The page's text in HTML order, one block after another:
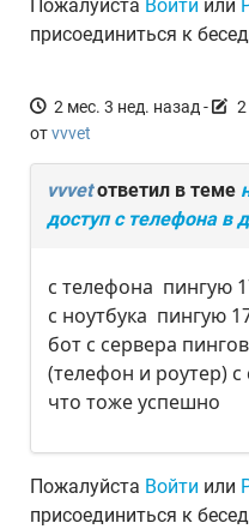
Пожалуйста Войти или
присоединиться к
2 мес. 3 нед. назад - 2
отvvvet
vvvetответил в теме
доступ с телефона
с телефона пингую
с ноутбука пингую
бот с сервера
(телефон и роутер)
что тоже успешно
Пожалуйста Войти или
присоединиться к